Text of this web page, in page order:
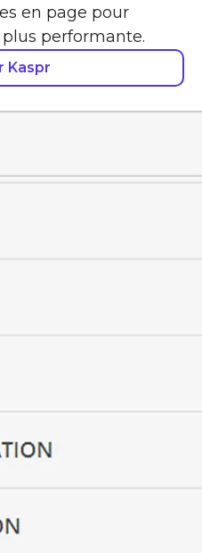
en page pour
performante.
Kaspr